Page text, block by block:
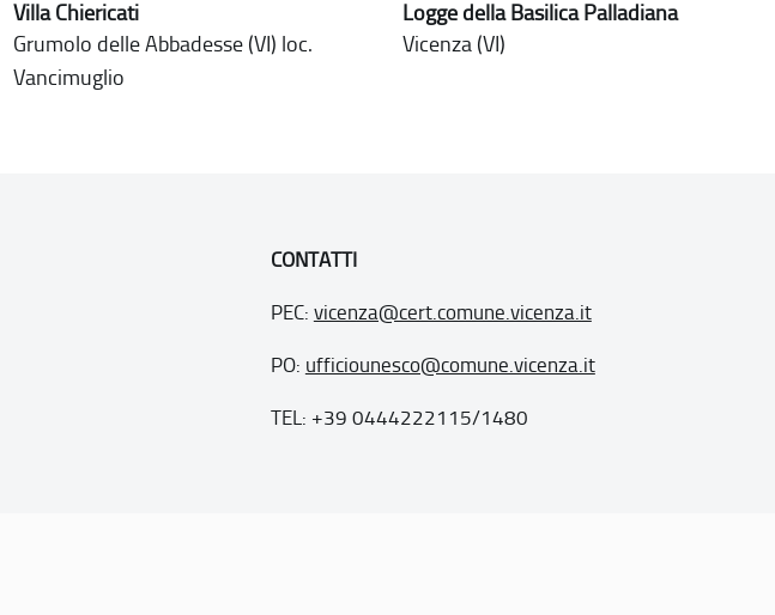
Villa Chiericati
Grumolo delle Abbadesse (VI) loc.
Vancimuglio
Logge della Basilica Palladiana
Vicenza (VI)
CONTATTI
PEC: vicenza@cert.comune.vicenza.it
PO: ufficiounesco@comune.vicenza.it
TEL: +39 0444222115/1480